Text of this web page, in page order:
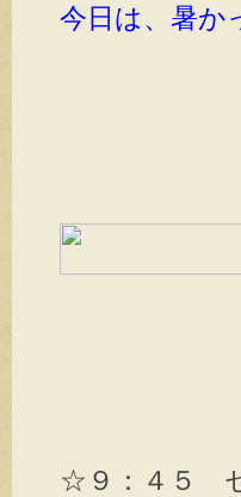
今日は、暑か
☆９：４５